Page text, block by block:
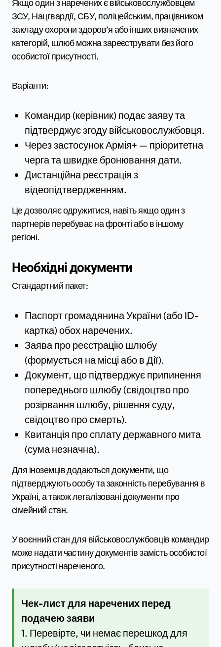
Якщо один з наречених є військовослужбовцем
ЗСУ, Нацгвардії, СБУ, поліцейським, працівником
закладу охорони здоров’я або інших визначених
категорій, шлюб можна зареєструвати без його
особистої присутності.
Варіанти:
Командир (керівник) подає заяву та
підтверджує згоду військовослужбовця.
Через застосунок Армія+ — пріоритетна
черга та швидке бронювання дати.
Дистанційна реєстрація з
відеопідтвердженням.
Це дозволяє одружитися, навіть якщо один з
партнерів перебуває на фронті або в іншому
регіоні.
Необхідні документи
Стандартний пакет:
Паспорт громадянина України (або ID-
картка) обох наречених.
Заява про реєстрацію шлюбу
(формується на місці або в Дії).
Документ, що підтверджує припинення
попереднього шлюбу (свідоцтво про
розірвання шлюбу, рішення суду,
свідоцтво про смерть).
Квитанція про сплату державного мита
(сума незначна).
Для іноземців додаються документи, що
підтверджують особу та законність перебування в
Україні, а також легалізовані документи про
сімейний стан.
У воєнний стан для військовослужбовців командир
може надати частину документів замість особистої
присутності нареченого.
Чек-лист для наречених перед
подачею заяви
1. Перевірте, чи немає перешкод для